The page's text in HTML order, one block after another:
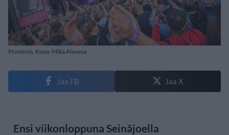
Provinssi, Kuva: Mika Alavesa
Jaa FB Jaa X
Ensi viikonloppuna Seinäjoella